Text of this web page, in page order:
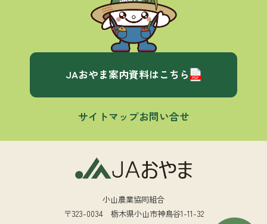
JAおやま案内資料はこちら
サイトマップお問い合せ
小山農業協同組合
〒323-0034 栃木県小山市神鳥谷1-11-32